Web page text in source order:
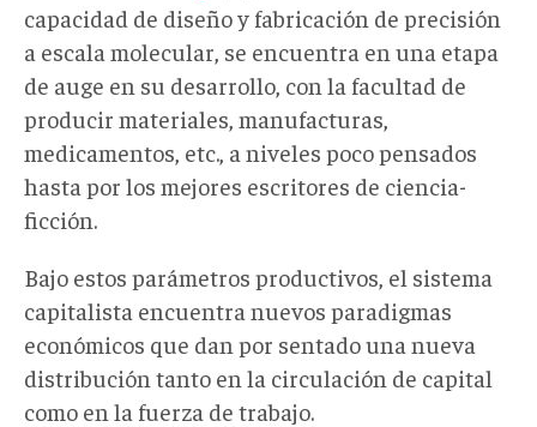
capacidad de diseño y fabricación de precisión
a escala molecular, se encuentra en una etapa
de auge en su desarrollo, con la facultad de
producir materiales, manufacturas,
medicamentos, etc., a niveles poco pensados
hasta por los mejores escritores de ciencia-
ficción.
Bajo estos parámetros productivos, el sistema
capitalista encuentra nuevos paradigmas
económicos que dan por sentado una nueva
distribución tanto en la circulación de capital
como en la fuerza de trabajo.